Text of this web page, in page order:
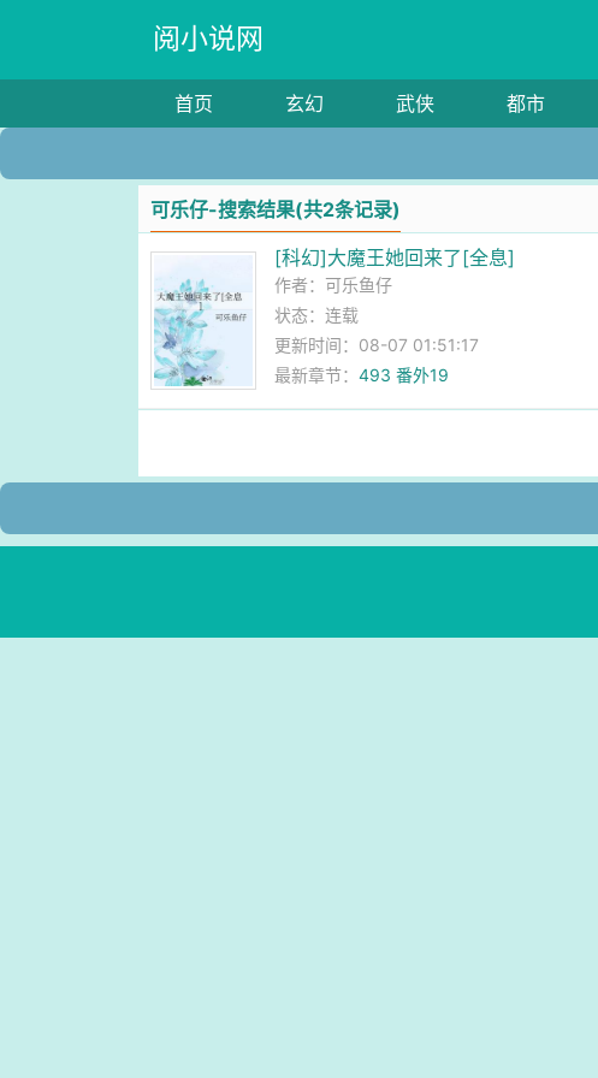
阅小说网
首页 玄幻 武侠 都市
可乐仔-搜索结果(共2条记录)
[科幻]大魔王她回来了[全息]
作者： 可乐鱼仔
状态：连载
更新时间：08-07 01:51:17
最新章节：493 番外19